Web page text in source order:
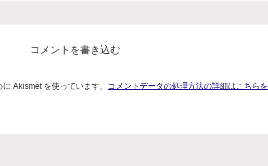
コメントを書き込む
Akismet を使っています。
コメントデータの処理方法の詳細はこちらを